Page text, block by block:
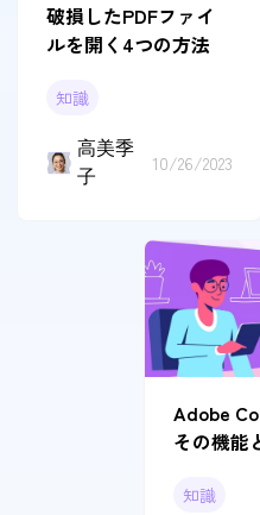
破損したPDFファイ
ルを開く4つの方法
知識
高美季
子
10/26/2023
Adobe
その機能
ことすべて
知識